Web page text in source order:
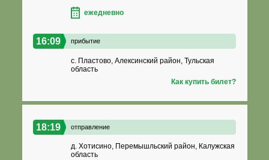
ежедневно
16:09 прибытие
с. Пластово, Алексинский район, Тульская
область
Как купить билет?
18:19 отправление
д. Хотисино, Перемышльский район, Калужская
область